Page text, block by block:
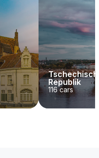
Republik
116cars